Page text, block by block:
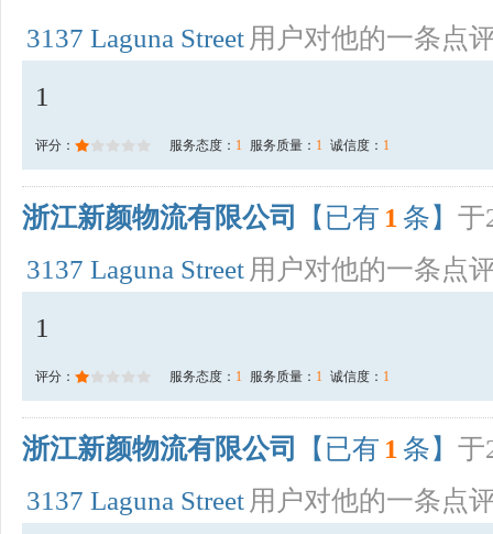
3137 Laguna Street 用户对他的一条点
1
评分： 服务态度： 1 服务质量： 1 诚信度： 1
浙江新颜物流有限公司 【已有 1 条】 于
3137 Laguna Street 用户对他的一条点
1
评分： 服务态度： 1 服务质量： 1 诚信度： 1
浙江新颜物流有限公司 【已有 1 条】 于
3137 Laguna Street 用户对他的一条点